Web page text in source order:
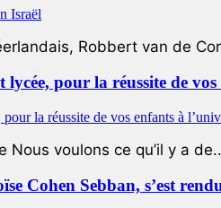
Robbert van de
lycée, pour la réussite de
Nous voulons ce qu’il y a
Cohen Sebban, s’est